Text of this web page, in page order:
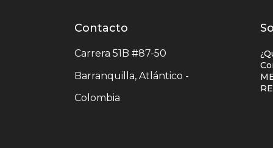
Contacto
centro
Contacto
Carrera 51B #87-50
Barranquilla, Atlántico -
Colombia